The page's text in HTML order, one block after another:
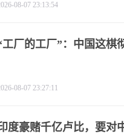
08-07 23:13:54
工厂的工厂”：中国这棋
08-07 23:27:11
度豪赌千亿卢比，要对